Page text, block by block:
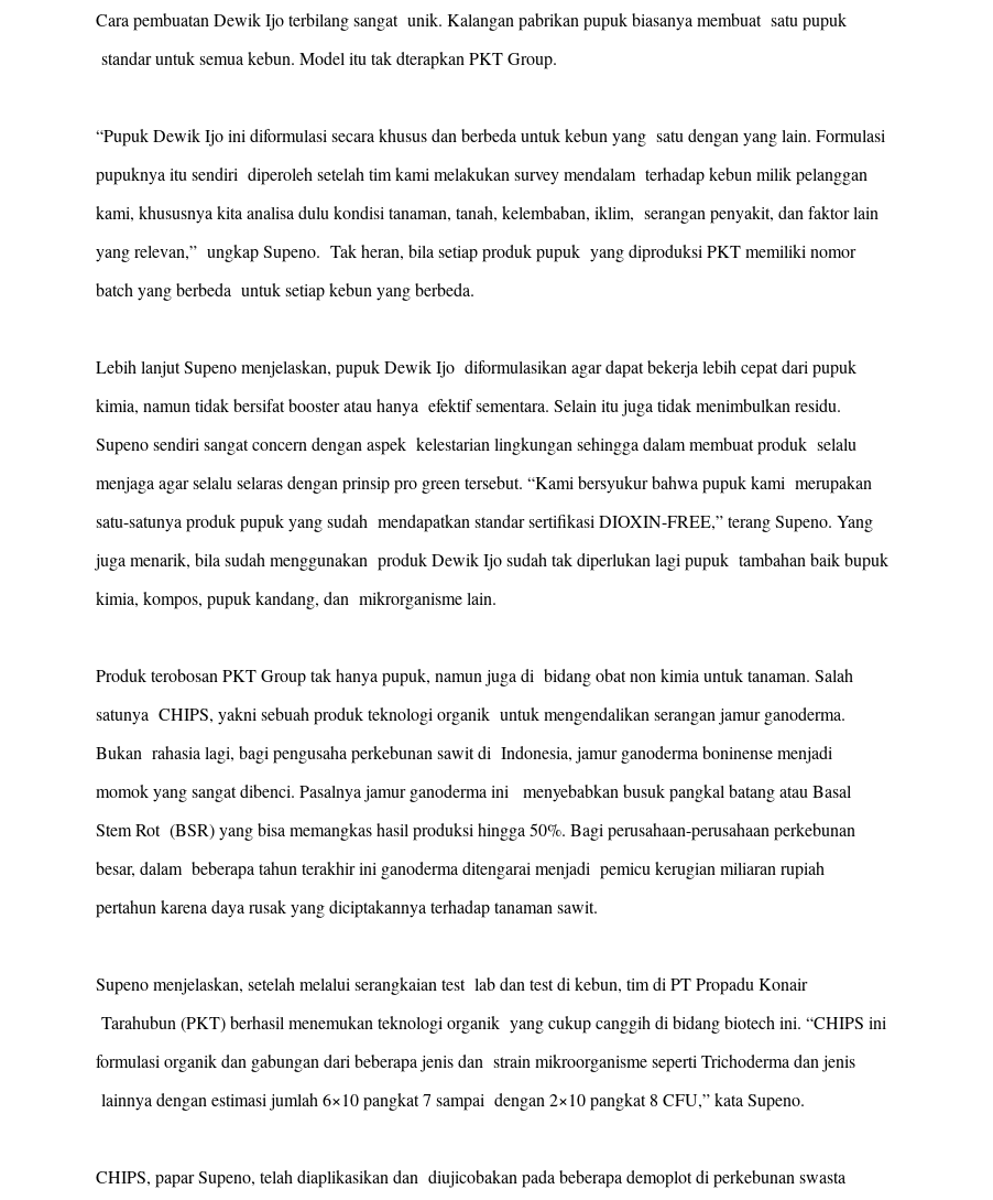
Cara pembuatan Dewik Ijo terbilang sangat unik. Kalangan pabrikan pupuk biasanya membuat satu pupuk
standar untuk semua kebun. Model itu tak dterapkan PKT Group.
“Pupuk Dewik Ijo ini diformulasi secara khusus dan berbeda untuk kebun yang satu dengan yang lain. Formulasi
pupuknya itu sendiri diperoleh setelah tim kami melakukan survey mendalam terhadap kebun milik pelanggan
kami, khususnya kita analisa dulu kondisi tanaman, tanah, kelembaban, iklim, serangan penyakit, dan faktor lain
yang relevan,” ungkap Supeno. Tak heran, bila setiap produk pupuk yang diproduksi PKT memiliki nomor
batch yang berbeda untuk setiap kebun yang berbeda.
Lebih lanjut Supeno menjelaskan, pupuk Dewik Ijo diformulasikan agar dapat bekerja lebih cepat dari pupuk
kimia, namun tidak bersifat booster atau hanya efektif sementara. Selain itu juga tidak menimbulkan residu.
Supeno sendiri sangat concern dengan aspek kelestarian lingkungan sehingga dalam membuat produk selalu
menjaga agar selalu selaras dengan prinsip pro green tersebut. “Kami bersyukur bahwa pupuk kami merupakan
satu-satunya produk pupuk yang sudah mendapatkan standar sertifikasi DIOXIN-FREE,” terang Supeno. Yang
juga menarik, bila sudah menggunakan produk Dewik Ijo sudah tak diperlukan lagi pupuk tambahan baik bupuk
kimia, kompos, pupuk kandang, dan mikrorganisme lain.
Produk terobosan PKT Group tak hanya pupuk, namun juga di bidang obat non kimia untuk tanaman. Salah
satunya CHIPS, yakni sebuah produk teknologi organik untuk mengendalikan serangan jamur ganoderma.
Bukan rahasia lagi, bagi pengusaha perkebunan sawit di Indonesia, jamur ganoderma boninense menjadi
momok yang sangat dibenci. Pasalnya jamur ganoderma ini menyebabkan busuk pangkal batang atau Basal
Stem Rot (BSR) yang bisa memangkas hasil produksi hingga 50%. Bagi perusahaan-perusahaan perkebunan
besar, dalam beberapa tahun terakhir ini ganoderma ditengarai menjadi pemicu kerugian miliaran rupiah
pertahun karena daya rusak yang diciptakannya terhadap tanaman sawit.
Supeno menjelaskan, setelah melalui serangkaian test lab dan test di kebun, tim di PT Propadu Konair
Tarahubun (PKT) berhasil menemukan teknologi organik yang cukup canggih di bidang biotech ini. “CHIPS ini
formulasi organik dan gabungan dari beberapa jenis dan strain mikroorganisme seperti Trichoderma dan jenis
lainnya dengan estimasi jumlah 6×10 pangkat 7 sampai dengan 2×10 pangkat 8 CFU,” kata Supeno.
CHIPS, papar Supeno, telah diaplikasikan dan diujicobakan pada beberapa demoplot di perkebunan swasta